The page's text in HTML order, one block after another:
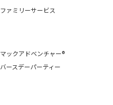
ファミリーサービス
マックアドベンチャー®
バースデーパーティー